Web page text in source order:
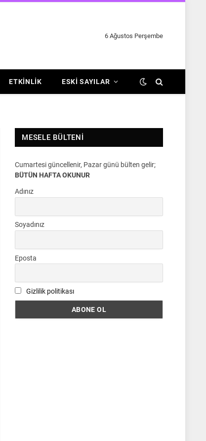
6 Ağustos Perşembe
ETKINLIK ESKI SAYILAR
MESELE BÜLTENI
Cumartesi güncellenir, Pazar günü bülten gelir;
BÜTÜN HAFTA OKUNUR
Adınız
Soyadınız
Eposta
Gizlilik politikası